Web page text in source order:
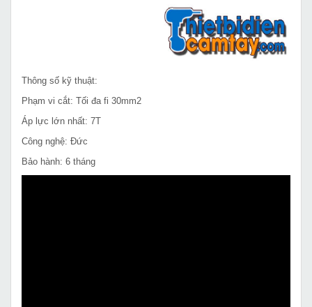
Thông số kỹ thuật:
Phạm vi cắt: Tối đa fi 30mm2
Áp lực lớn nhất: 7T
Công nghệ: Đức
Bảo hành: 6 tháng